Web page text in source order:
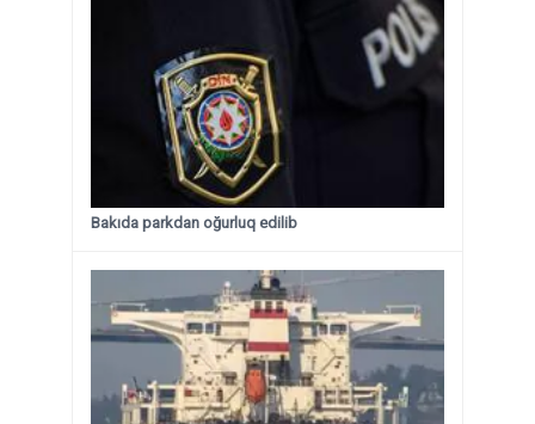
Bakıda parkdan oğurluq edilib